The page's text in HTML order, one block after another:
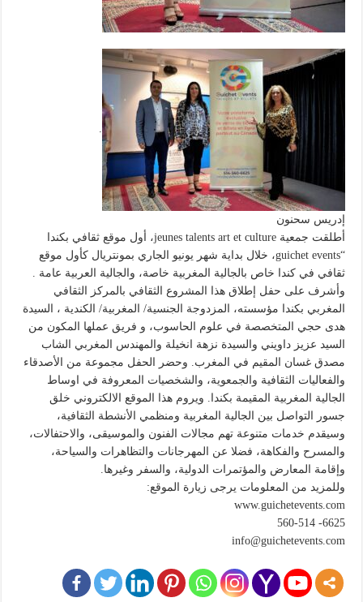
.
إدريس سحنون
أطلقت جمعية jeunes talents art et culture، أول موقع ثقافي بكندا
“guichet events، خلال بداية شهر يونيو الجاري بمونتريال كأول موقع
ثقافي في كندا خاص بالجالية المغربية خاصة، والجالية العربية عامة .
وأشرف على حفل إطلاق هذا المشروع الثقافي بالمركز الثقافي
المغربي بكندا مؤسسته، المزدوجة الجنسية/ المغربية/ الكندية ، السيدة
هدى حجي المتخصصة في علوم الحاسوب، و فريق عملها المكون من
السيد عزيز داويني والسيدة نزهة انخيلة والمهندس المغربي الشاب
مصدق غسان المقيم في المغرب. وحضر الحفل مجموعة من الأصدقاء
والفعاليات الثقافية والجمعوية، والشخصيات المعروفة في اوساط
الجالية المغربية المقيمة بكندا. ويروم هذا الموقع الالكتروني خلق
جسور التواصل بين الجالية المغربية ومنظمي الأنشطة الثقافية،
وسيقدم خدمات متنوعة تهم مجالات الفنون والموسيقى، والاحتفالات،
والمسرح والفكاهة، فضلا عن المهرجانات والتظاهرات والسياحة،
وإقامة المعارض والمؤتمرات الدولية، والسفر وغيرها.
وللمزيد من المعلومات يرجى زيارة الموقع:
www.guichetevents.com
6625- 560-514
info@guichetevents.com